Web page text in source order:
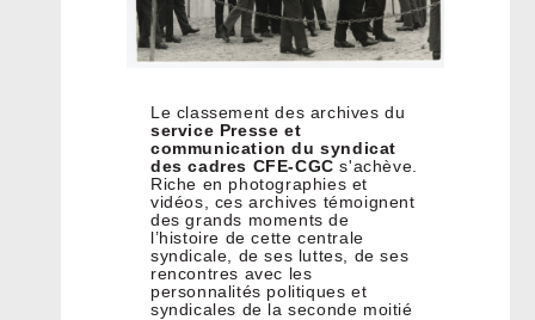
Le classement des archives du
service Presse et
communication du syndicat
des cadres CFE-CGC s'achève.
Riche en photographies et
vidéos, ces archives témoignent
des grands moments de
l’histoire de cette centrale
syndicale, de ses luttes, de ses
rencontres avec les
personnalités politiques et
syndicales de la seconde moitié